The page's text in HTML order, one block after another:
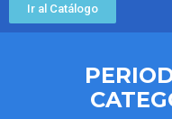
Ir al Catálogo